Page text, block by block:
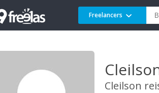
Freelancers
Cleilson